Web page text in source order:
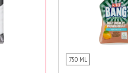
750 ML